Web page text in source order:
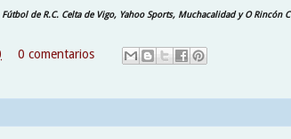
de R.C. Celta de Vigo, Yahoo Sports, Muchacalidad y O Rincón
0 comentarios